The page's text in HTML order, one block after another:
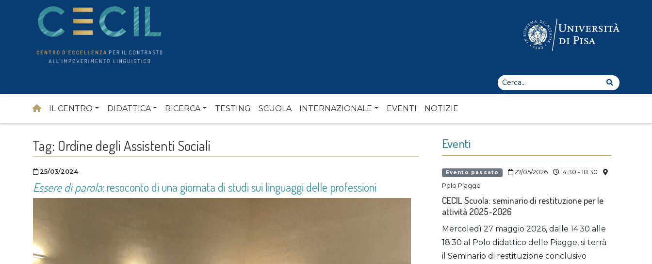
Vai al contenuto
Cerca
Cerca
IL CENTRO DIDATTICA RICERCA TESTING SCUOLA INTERNAZIONALE EVENTI NOTIZIE
Tag: Ordine degli Assistenti Sociali
Pubblicato il
25/03/2024
Essere di parola: resoconto di una giornata di studi sui linguaggi delle professioni
Eventi
Evento passato 27/05/2026
14:30 - 18:30
Polo Piagge
CECIL Scuola: seminario di restituzione per le
attività 2025-2026
Mercoledì 27 maggio 2026, dalle 14:30 alle
18:30 al Polo didattico delle Piagge, si terrà
il Seminario di restituzione conclusivo